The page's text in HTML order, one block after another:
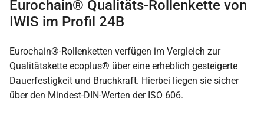
Eurochain® Qualitäts-Rollenkette von
IWIS im Profil 24B
Eurochain®-Rollenketten verfügen im Vergleich zur
Qualitätskette ecoplus® über eine erheblich gesteigerte
Dauerfestigkeit und Bruchkraft. Hierbei liegen sie sicher
über den Mindest-DIN-Werten der ISO 606.